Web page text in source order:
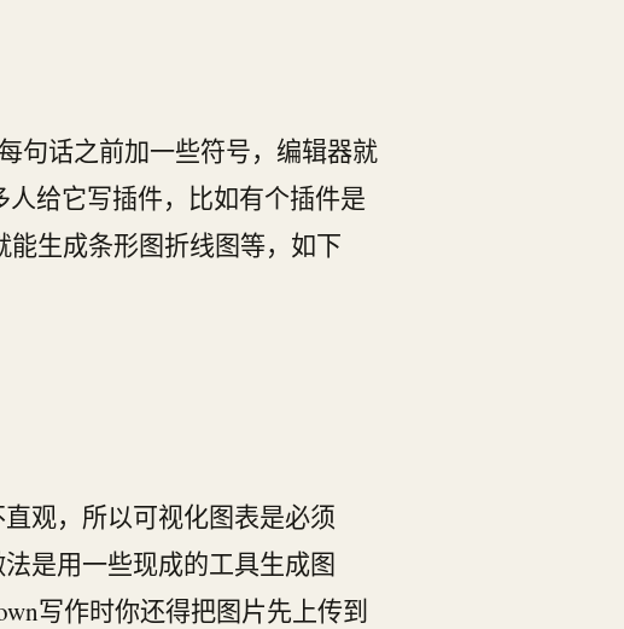
句话之前加一些符号，编辑器就
人给它写插件，比如有个插件是
能生成条形图折线图等，如下
观，所以可视化图表是必须
是用一些现成的工具生成图
写作时你还得把图片先上传到